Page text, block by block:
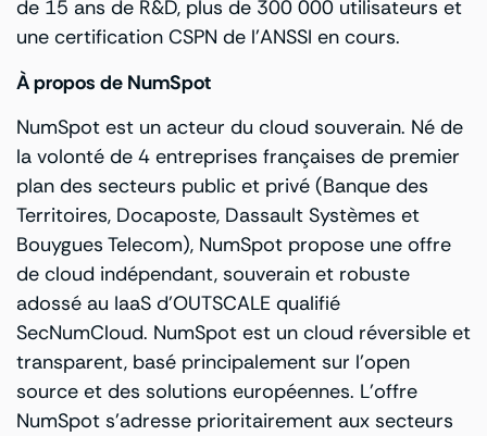
de 15 ans de R&D, plus de 300 000 utilisateurs et
une certification CSPN de l’ANSSI en cours.
À propos de NumSpot
NumSpot est un acteur du cloud souverain. Né de
la volonté de 4 entreprises françaises de premier
plan des secteurs public et privé (Banque des
Territoires, Docaposte, Dassault Systèmes et
Bouygues Telecom), NumSpot propose une offre
de cloud indépendant, souverain et robuste
adossé au IaaS d’OUTSCALE qualifié
SecNumCloud. NumSpot est un cloud réversible et
transparent, basé principalement sur l’open
source et des solutions européennes. L’offre
NumSpot s’adresse prioritairement aux secteurs